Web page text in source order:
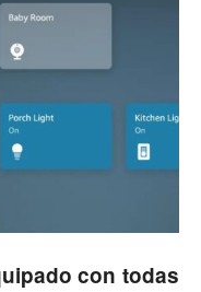
con todas